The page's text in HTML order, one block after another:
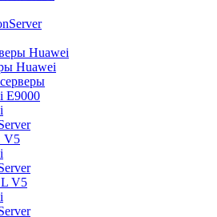
Huawei
E9000
V5
V5